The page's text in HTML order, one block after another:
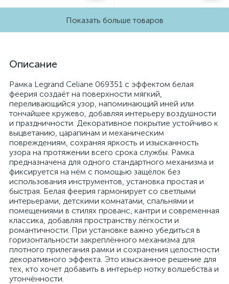
Показать больше товаров
Описание
Рамка Legrand Celiane 069351 с эффектом белая
феерия создаёт на поверхности мягкий,
переливающийся узор, напоминающий иней или
тончайшее кружево, добавляя интерьеру воздушности
и праздничности. Декоративное покрытие устойчиво к
выцветанию, царапинам и механическим
повреждениям, сохраняя яркость и изысканность
узора на протяжении всего срока службы. Рамка
предназначена для одного стандартного механизма и
фиксируется на нём с помощью защёлок без
использования инструментов, установка простая и
быстрая. Белая феерия гармонирует со светлыми
интерьерами, детскими комнатами, спальнями и
помещениями в стилях прованс, кантри и современная
классика, добавляя пространству лёгкости и
романтичности. При установке важно убедиться в
горизонтальности закреплённого механизма для
плотного прилегания рамки и сохранения целостности
декоративного эффекта. Это изысканное решение для
тех, кто хочет добавить в интерьер нотку волшебства и
утончённости.